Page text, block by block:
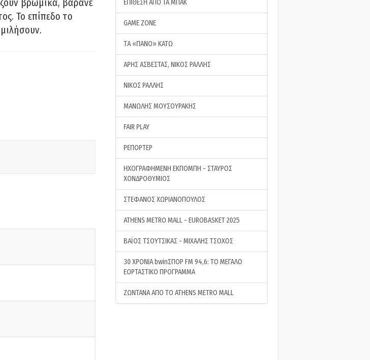
βρώμικα, βαράνε
Το επίπεδο το
ΕΠΙΘΕΣΗ ΑΠΟ ΤΑ ΜΠΑΚ
GAME ZONE
ΤA «ΠΑΝΟ» ΚΑΤΩ
ΑΡΗΣ ΑΣΒΕΣΤΑΣ, ΝΙΚΟΣ ΡΑΛΛΗΣ
ΝΙΚΟΣ ΡΑΛΛΗΣ
ΜΑΝΩΛΗΣ ΜΟΥΣΟΥΡΑΚΗΣ
FAIR PLAY
ΡΕΠΟΡΤΕΡ
ΗΧΟΓΡΑΦΗΜΕΝΗ ΕΚΠΟΜΠΗ - ΣΤΑΥΡΟΣ
ΧΟΝΔΡΟΘΥΜΙΟΣ
ΣΤΕΦΑΝΟΣ ΧΩΡΙΑΝΟΠΟΥΛΟΣ
ATHENS METRO MALL - EUROBASKET 2025
ΒΑΪΟΣ ΤΣΟΥΤΣΙΚΑΣ - ΜΙΧΑΛΗΣ ΤΣΟΧΟΣ
30 ΧΡΟΝΙΑ bwinΣΠΟΡ FM 94,6: ΤΟ ΜΕΓΑΛΟ
ΕΟΡΤΑΣΤΙΚΟ ΠΡΟΓΡΑΜΜΑ
ΖΩΝΤΑΝΑ ΑΠΟ ΤΟ ATHENS METRO MALL